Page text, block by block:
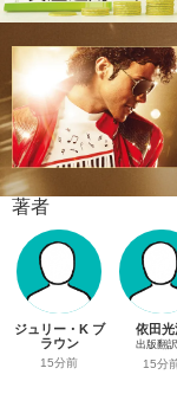
著者
ジュリー・K ブ
ラウン
15分前
依田光
出版翻
15分